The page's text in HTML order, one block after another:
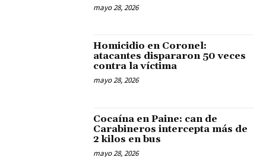
mayo 28, 2026
Homicidio en Coronel:
atacantes dispararon 50 veces
contra la víctima
mayo 28, 2026
Cocaína en Paine: can de
Carabineros intercepta más de
2 kilos en bus
mayo 28, 2026